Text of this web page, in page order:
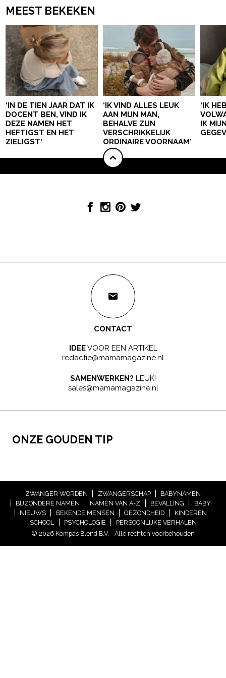
MEEST BEKEKEN
‘IN DE TIEN JAAR DAT IK
DOCENT BEN, VIND IK
DEZE NAMEN HET
HEFTIGST EN HET
ZIELIGST’
‘IK VIND ALLES LEUK
AAN MIJN MAN,
BEHALVE ZIJN
VERSCHRIKKELIJK
ORDINAIRE VOORNAAM’
‘IK
IK
CONTACT
IDEEVOOR EEN ARTIKEL
redactie@mamamagazine.nl
SAMENWERKEN? LEUK!
sales@mamamagazine.nl
ONZE GOUDEN TIP
ZWANGER WORDEN ZWANGERSCHAP
BABYNAMEN
BIJZONDERE NAMEN
NAMEN VAN A-Z BEVALLING
BABY
NIEUWS
BEKENDE MENSEN GEZONDHEID
KINDEREN
SCHOOL
PSYCHOLOGIE
PERSOONLIJKE VERHALEN
© 2026 Kompas Blend B.V. - Alle rechten voorbehouden